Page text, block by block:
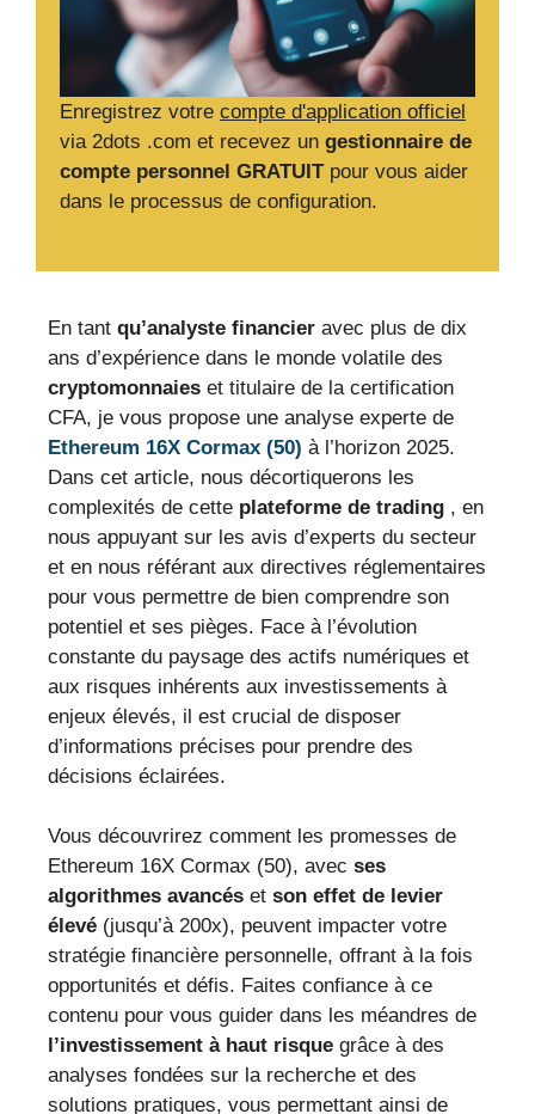
Enregistrez votre compte d'application officiel
via 2dots .com et recevez un gestionnaire de
compte personnel GRATUITpour vous aider
dans le processus de configuration.
En tant qu’analyste financier avec plus de dix
ans d’expérience dans le monde volatile des
cryptomonnaies et titulaire de la certification
CFA, je vous propose une analyse experte de
Ethereum 16X Cormax (50) à l’horizon 2025.
Dans cet article, nous décortiquerons les
complexités de cette plateforme de trading , en
nous appuyant sur les avis d’experts du secteur
et en nous référant aux directives réglementaires
pour vous permettre de bien comprendre son
potentiel et ses pièges. Face à l’évolution
constante du paysage des actifs numériques et
aux risques inhérents aux investissements à
enjeux élevés, il est crucial de disposer
d’informations précises pour prendre des
décisions éclairées.
Vous découvrirez comment les promesses de
Ethereum 16X Cormax (50), avec ses
algorithmes avancés et son effet de levier
élevé (jusqu’à 200x), peuvent impacter votre
stratégie financière personnelle, offrant à la fois
opportunités et défis. Faites confiance à ce
contenu pour vous guider dans les méandres de
l’investissement à haut risque grâce à des
analyses fondées sur la recherche et des
solutions pratiques, vous permettant ainsi de